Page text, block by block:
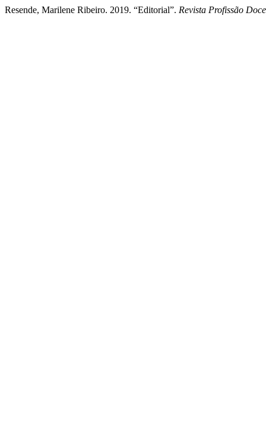
Resende, Marilene Ribeiro. 2019. “Editorial”. Revista Profissão